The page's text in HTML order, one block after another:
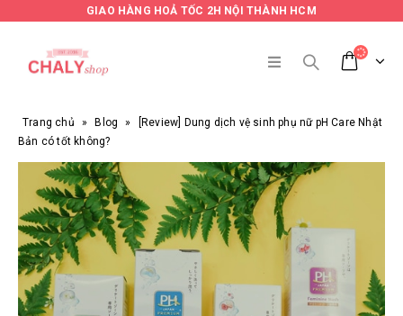
GIAO HÀNG HOẢ TỐC 2H NỘI THÀNH HCM
Trang chủ » Blog »
[Review] Dung dịch vệ sinh phụ nữ pH Care Nhật
Bản có tốt không?